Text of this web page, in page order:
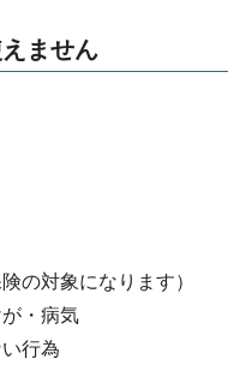
ません
の対象になります）
・病気
行為